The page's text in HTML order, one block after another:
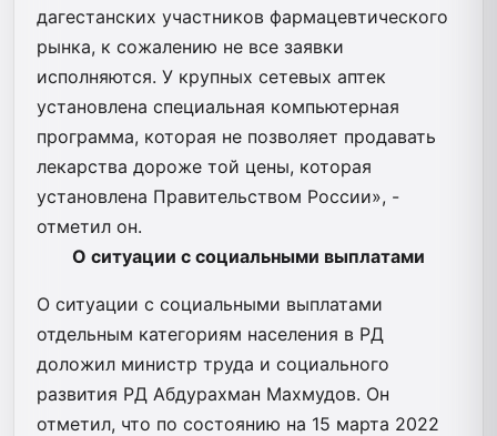
дагестанских участников фармацевтического
рынка, к сожалению не все заявки
исполняются. У крупных сетевых аптек
установлена специальная компьютерная
программа, которая не позволяет продавать
лекарства дороже той цены, которая
установлена Правительством России», -
отметил он.
О ситуации с социальными выплатами
О ситуации с социальными выплатами
отдельным категориям населения в РД
доложил министр труда и социального
развития РД Абдурахман Махмудов. Он
отметил, что по состоянию на 15 марта 2022